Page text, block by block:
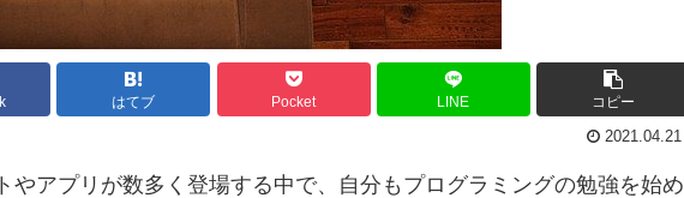
はてブ Pocket LINE コピー
2021.04.21
やアプリが数多く登場する中で、自分もプログラミングの勉強を始め